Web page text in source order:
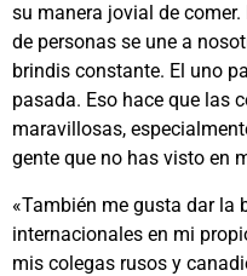
su manera jovial de
de personas se une a
brindis constante. El uno
pasada. Eso hace que las
maravillosas,
gente que no has visto en
«También me gusta dar la
internacionales en mi
mis colegas rusos y